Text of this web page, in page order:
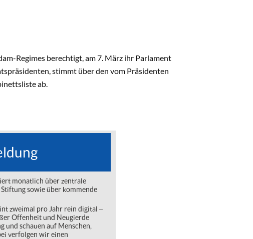
Regimes berechtigt, am 7. März ihr Parlament
stimmt über den vom Präsidenten
ab.
monatlich über zentrale
sowie über kommende
zweimal pro Jahr rein digital ‒
Offenheit und Neugierde
und schauen auf Menschen,
verfolgen wir einen